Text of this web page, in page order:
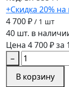
+Скидка 20%
4 700 ₽ / 1 шт
40 шт. в
Цена 4 700 ₽ за
−
В корзину